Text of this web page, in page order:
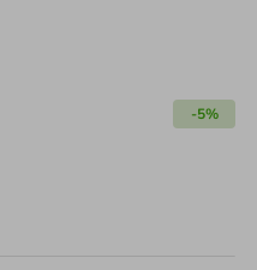
-5%